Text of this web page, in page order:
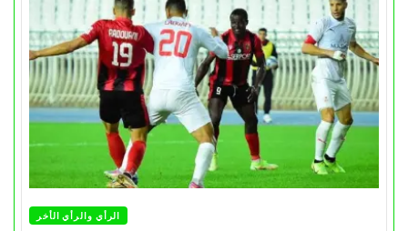
الرأي والرأي الأخر